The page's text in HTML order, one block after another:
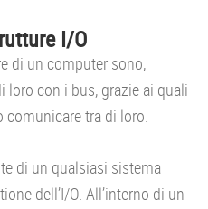
I/O
di un computer sono,
loro con i bus, grazie ai quali
tra di loro.
di un qualsiasi sistema
dell’I/O. All’interno di un